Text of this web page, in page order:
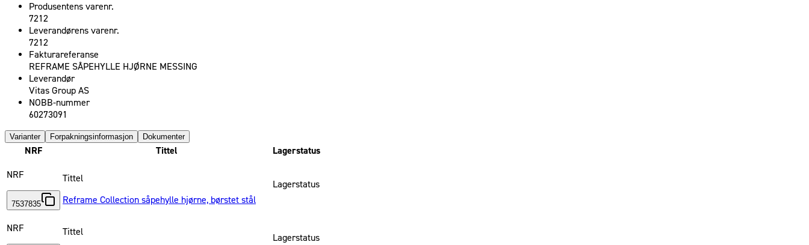
Produsentens varenr.
7212
Leverandørens varenr.
7212
Fakturareferanse
REFRAME SÅPEHYLLE HJØRNE MESSING
Leverandør
Vitas Group AS
NOBB-nummer
60273091
Varianter Forpakningsinformasjon Dokumenter
NRF Tittel
Lagerstatus
NRF
7537835
Tittel
Reframe Collection såpehylle hjørne, børstet stål
Lagerstatus
NRF Tittel Lagerstatus